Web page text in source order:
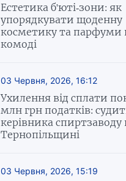
Естетика б'юті-зони: як
упорядкувати щоденну
косметику та парфуми
комоді
03 Червня, 2026, 16:12
Ухилення від сплати
млн грн податків:
керівника спиртзаводу
Тернопільщині
03 Червня, 2026, 15:19